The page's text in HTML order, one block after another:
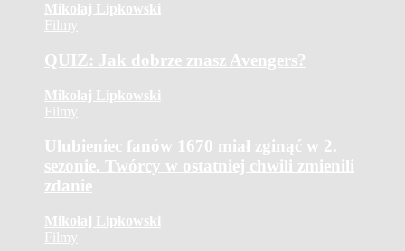
Mikołaj Lipkowski
Filmy
QUIZ: Jak dobrze znasz Avengers?
Mikołaj Lipkowski
Filmy
Ulubieniec fanów 1670 miał zginąć w 2.
sezonie. Twórcy w ostatniej chwili zmienili
zdanie
Mikołaj Lipkowski
Filmy